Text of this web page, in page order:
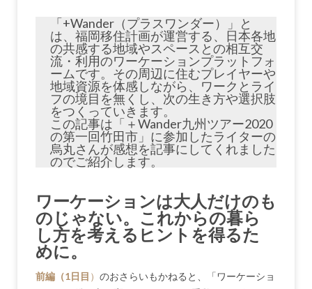
「+Wander（プラスワンダー）」と
は、福岡移住計画が運営する、日本各地
の共感する地域やスペースとの相互交
流・利用のワーケーションプラットフォ
ームです。その周辺に住むプレイヤーや
地域資源を体感しながら、ワークとライ
フの境目を無くし、次の生き方や選択肢
をつくっていきます。
この記事は「＋Wander九州ツアー2020
の第一回竹田市」に参加したライターの
烏丸さんが感想を記事にしてくれました
のでご紹介します。
ワーケーションは大人だけのも
のじゃない。これからの暮ら
し方を考えるヒントを得るた
めに。
前編（1日目 ） のおさらいもかねると、「ワーケーショ